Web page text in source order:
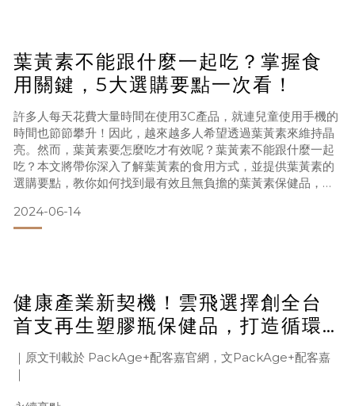
葉黃素不能跟什麼一起吃？掌握食
用關鍵，5大選購要點一次看！
許多人每天花費大量時間在使用3C產品，就連兒童使用手機的
時間也節節攀升！因此，越來越多人希望透過葉黃素來維持晶
亮。然而，葉黃素要怎麼吃才有效呢？葉黃素不能跟什麼一起
吃？本文將帶你深入了解葉黃素的食用方式，並提供葉黃素的
選購要點，教你如何找到最有效且無負擔的葉黃素保健品，幫
人坐在螢幕前的時間越來越久，長時間的過度使用不僅會帶來
負擔，也容易引起不適。而葉黃素能協助吸收光線中能量較強
2024-06-14
健康產業新契機！雲飛選擇創全台
首支再生塑膠瓶保健品，打造循環
綠色電商
｜原文刊載於 PackAge+配客嘉官網，文PackAge+配客嘉
｜